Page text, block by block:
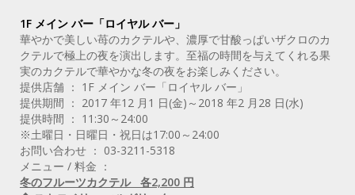
1F メイン バー「ロイヤル バー」
華やかで美しい苺のカクテルや、濃厚で甘酸っぱいザクロのカ
クテルで極上の夜を演出します。至福の時間を与えてくれる果
実のカクテルで華やかな冬の夜をお楽しみください。
提供店舗 ： 1F メイン バー「ロイヤル バー」
提供期間 ： 2017 年12 月1 日(金)～2018 年2 月28 日(水)
提供時間 ： 11:30～24:00
※土曜日・日曜日・祝日は17:00～24:00
お問い合わせ ： 03-3211-5318
メニュー / 料金 ：
冬のフルーツカクテル 各2,200 円